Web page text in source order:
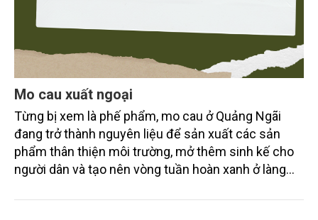
Mo cau xuất ngoại
Từng bị xem là phế phẩm, mo cau ở Quảng Ngãi
đang trở thành nguyên liệu để sản xuất các sản
phẩm thân thiện môi trường, mở thêm sinh kế cho
người dân và tạo nên vòng tuần hoàn xanh ở làng
chén, dĩa... từ mo cau đã được thị trường trong nước